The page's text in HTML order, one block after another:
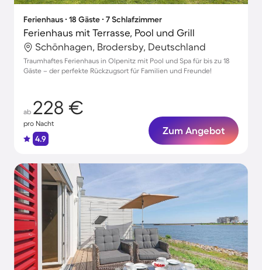
Ferienhaus ∙ 18 Gäste ∙ 7 Schlafzimmer
Ferienhaus mit Terrasse, Pool und Grill
Schönhagen, Brodersby, Deutschland
Traumhaftes Ferienhaus in Olpenitz mit Pool und Spa für bis zu 18
Gäste – der perfekte Rückzugsort für Familien und Freunde!
ab 228 €
pro Nacht
4.9
Zum Angebot